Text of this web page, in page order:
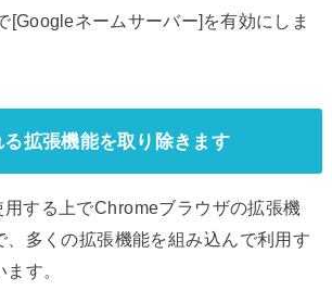
[Googleネームサーバー]を有効にしま
拡張機能を取り除きます
する上でChromeブラウザの拡張機
、多くの拡張機能を組み込んで利用す
す。